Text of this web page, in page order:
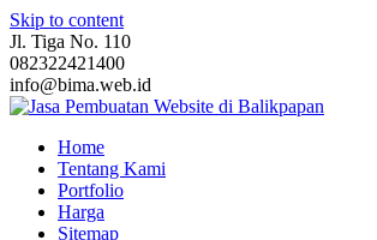
Skip to content
Jl. Tiga No. 110
082322421400
info@bima.web.id
Home
Tentang Kami
Portfolio
Harga
Sitemap